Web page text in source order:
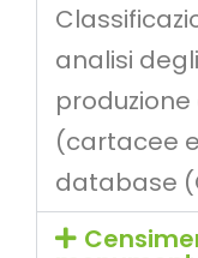
analisi
(cartacee
database